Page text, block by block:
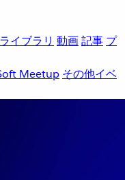
イブラリ 動画記事 プ
Meetup その他イベ